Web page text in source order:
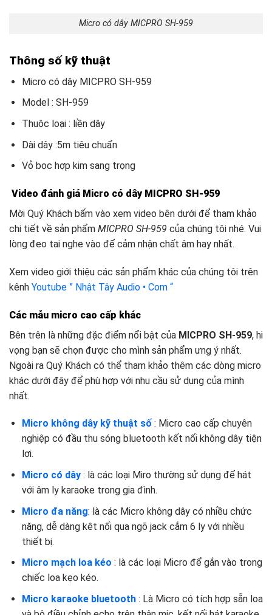
Micro có dây MICPRO SH-959
Thông số kỹ thuật
Micro có dây MICPRO SH-959
Model : SH-959
Thuộc loại : liền dây
Dài dây :5m tiêu chuẩn
Vỏ bọc hợp kim sang trọng
Video đánh giá Micro có dây MICPRO SH-959
Mời Quý Khách bấm vào xem video bên dưới để tham khảo
chi tiết về sản phẩm MICPRO SH-959 của chúng tôi nhé. Vui
lòng đeo tai nghe vào để cảm nhận chất âm hay nhất.
Xem video giới thiệu các sản phẩm khác của chúng tôi trên
kênh Youtube ” Nhật Tây Audio • Com “
Các mẫu micro cao cấp khác
Bên trên là những đặc điểm nổi bật của MICPRO SH-959, hi
vọng bạn sẽ chọn được cho mình sản phẩm ưng ý nhất.
Ngoài ra Quý Khách có thể tham khảo thêm các dòng micro
khác dưới đây để phù hợp với nhu cầu sử dụng của mình
nhất.
Micro không dây kỹ thuật số : Micro cao cấp chuyên
nghiệp có đầu thu sóng bluetooth kết nối không dây tiện
lợi.
Micro có dây : là các loại Miro thường sử dụng để hát
với âm ly karaoke trong gia đình.
Micro đa năng: là các Micro không dây có nhiều chức
năng, dễ dàng kêt nối qua ngõ jack cắm 6 ly với nhiều
thiết bị.
Micro mạch loa kéo : là các loại Micro để gắn vào trong
chiếc loa kẹo kéo.
Micro karaoke bluetooth: Là Micro có tích hợp sẵn loa